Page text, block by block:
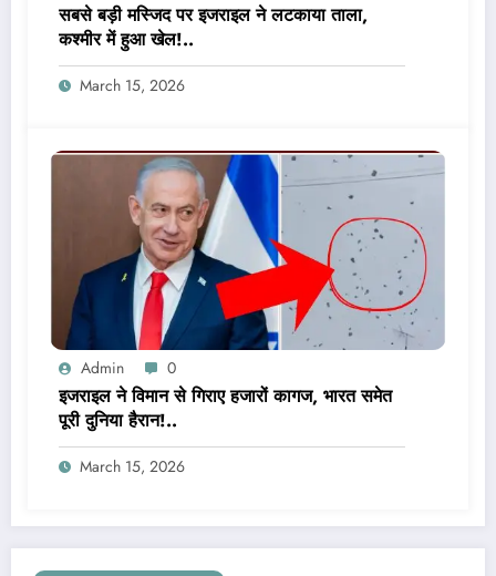
सबसे बड़ी मस्जिद पर इजराइल ने लटकाया ताला,
कश्मीर में हुआ खेल!..
March 15, 2026
Admin 0
इजराइल ने विमान से गिराए हजारों कागज, भारत समेत
पूरी दुनिया हैरान!..
March 15, 2026